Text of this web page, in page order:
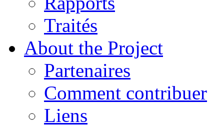
Traités
About the Project
Partenaires
Comment contribuer
Liens